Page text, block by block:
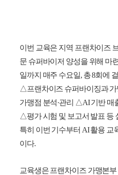
이번 교육은 지역 프랜차이즈
문 슈퍼바이저 양성을 위해 마
일까지 매주 수요일, 총 8회에
△프랜차이즈 슈퍼바이징과
가맹점 분석·관리 △AI 기반 매
△평가 시험 및 보고서 발표 등
특히 이번 기수부터 AI 활용 교
이다.
교육생은 프랜차이즈 가맹본